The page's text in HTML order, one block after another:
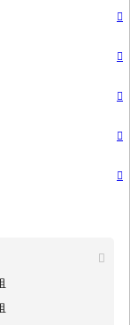





